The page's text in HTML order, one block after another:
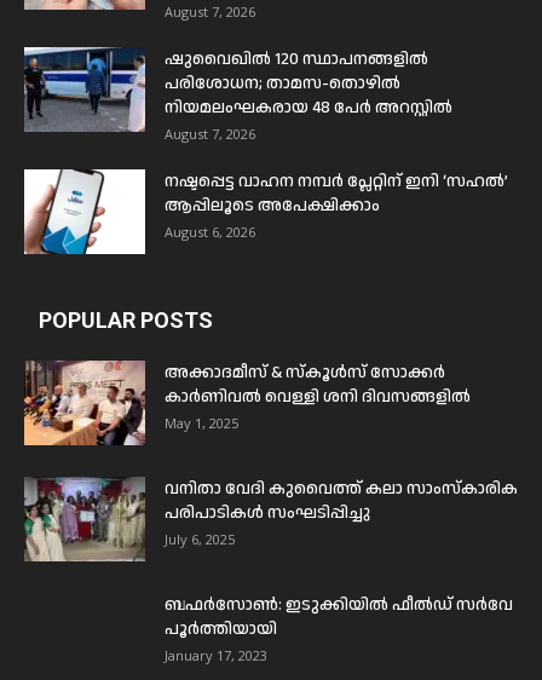
August 7, 2026
ഷുവൈഖിൽ 120 സ്ഥാപനങ്ങളിൽ
പരിശോധന; താമസ-തൊഴിൽ
നിയമലംഘകരായ 48 പേർ അറസ്റ്റിൽ
August 7, 2026
നഷ്ടപ്പെട്ട വാഹന നമ്പർ പ്ലേറ്റിന് ഇനി ‘സഹൽ’
ആപ്പിലൂടെ അപേക്ഷിക്കാം
August 6, 2026
POPULAR POSTS
അക്കാദമീസ് & സ്കൂൾസ് സോക്കർ
കാർണിവൽ വെള്ളി ശനി ദിവസങ്ങളിൽ
May 1, 2025
വനിതാ വേദി കുവൈത്ത് കലാ സാംസ്കാരിക
പരിപാടികൾ സംഘടിപ്പിച്ചു
July 6, 2025
ബഫര്‍സോണ്‍: ഇടുക്കിയില്‍ ഫീല്‍ഡ് സര്‍വേ
പൂര്‍ത്തിയായി
January 17, 2023